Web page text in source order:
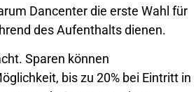
Dancenter die erste Wahl für
des Aufenthalts dienen.
Sparen können
bis zu 20% bei Eintritt in